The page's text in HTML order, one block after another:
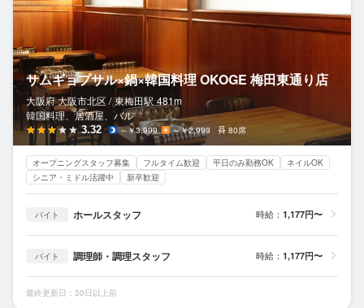
サムギョプサル×鍋×韓国料理 OKOGE 梅田東通り店
大阪府 大阪市北区 / 東梅田駅 481m
韓国料理、居酒屋、バル
3.32 ～￥3,999 ～￥2,999 80席
オープニングスタッフ募集 フルタイム歓迎 平日のみ勤務OK
ネイルOK
シニア・ミドル活躍中
新卒歓迎
バイト ホールスタッフ 時給： 1,177円〜
バイト 調理師・調理スタッフ 時給： 1,177円〜
最終更新日：30日以上前